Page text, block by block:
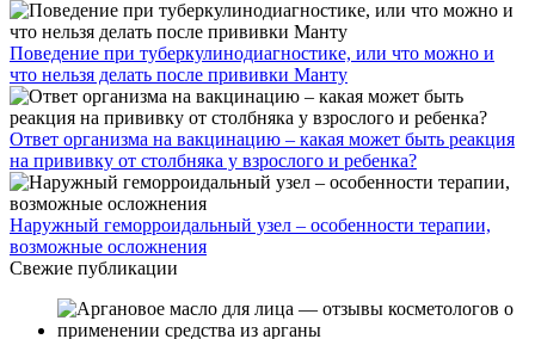
Поведение при туберкулинодиагностике, или что можно и
что нельзя делать после прививки Манту
Ответ организма на вакцинацию – какая может быть реакция
на прививку от столбняка у взрослого и ребенка?
Наружный геморроидальный узел – особенности терапии,
возможные осложнения
Свежие публикации